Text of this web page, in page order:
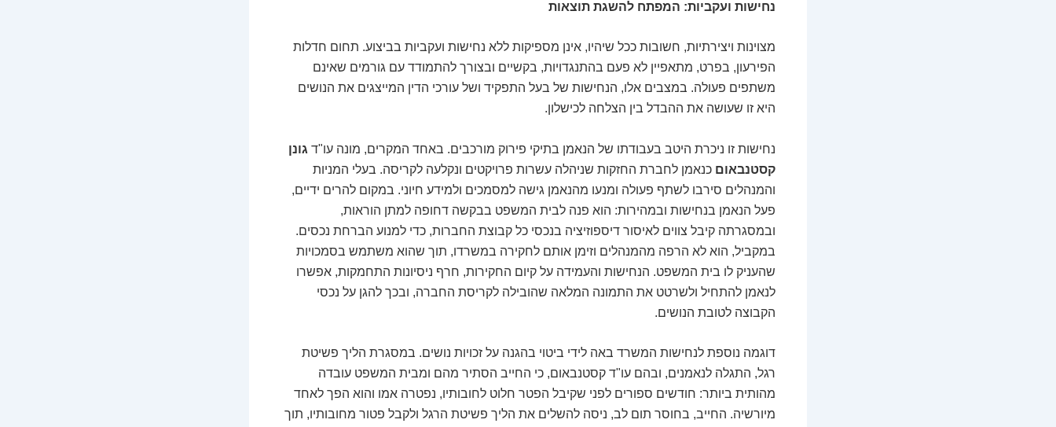
נחישות ועקביות: המפתח להשגת תוצאות
מצוינות ויצירתיות, חשובות ככל שיהיו, אינן מספיקות ללא נחישות ועקביות בביצוע. תחום חדלות
הפירעון, בפרט, מתאפיין לא פעם בהתנגדויות, בקשיים ובצורך להתמודד עם גורמים שאינם
משתפים פעולה. במצבים אלו, הנחישות של בעל התפקיד ושל עורכי הדין המייצגים את הנושים
היא זו שעושה את ההבדל בין הצלחה לכישלון.
נחישות זו ניכרת היטב בעבודתו של הנאמן בתיקי פירוק מורכבים. באחד המקרים, מונה עו"ד גונן
קסטנבאום כנאמן לחברת החזקות שניהלה עשרות פרויקטים ונקלעה לקריסה. בעלי המניות
והמנהלים סירבו לשתף פעולה ומנעו מהנאמן גישה למסמכים ולמידע חיוני. במקום להרים ידיים,
פעל הנאמן בנחישות ובמהירות: הוא פנה לבית המשפט בבקשה דחופה למתן הוראות,
ובמסגרתה קיבל צווים לאיסור דיספוזיציה בנכסי כל קבוצת החברות, כדי למנוע הברחת נכסים.
במקביל, הוא לא הרפה מהמנהלים וזימן אותם לחקירה במשרדו, תוך שהוא משתמש בסמכויות
שהעניק לו בית המשפט. הנחישות והעמידה על קיום החקירות, חרף ניסיונות התחמקות, אפשרו
לנאמן להתחיל ולשרטט את התמונה המלאה שהובילה לקריסת החברה, ובכך להגן על נכסי
הקבוצה לטובת הנושים.
דוגמה נוספת לנחישות המשרד באה לידי ביטוי בהגנה על זכויות נושים. במסגרת הליך פשיטת
רגל, התגלה לנאמנים, ובהם עו"ד קסטנבאום, כי החייב הסתיר מהם ומבית המשפט עובדה
מהותית ביותר: חודשים ספורים לפני שקיבל הפטר חלוט לחובותיו, נפטרה אמו והוא הפך לאחד
מיורשיה. החייב, בחוסר תום לב, ניסה להשלים את הליך פשיטת הרגל ולקבל פטור מחובותיו, תוך